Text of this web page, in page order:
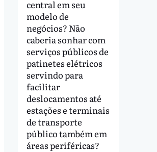
central em seu
modelo de
negócios? Não
caberia sonhar com
serviços públicos de
patinetes elétricos
servindo para
facilitar
deslocamentos até
estações e terminais
de transporte
público também em
áreas periféricas?